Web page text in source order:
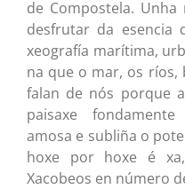
de Compostela.
desfrutar da esencia
xeografía marítima,
na que o mar, os ríos,
falan de nós porque
paisaxe
amosa e subliña o
hoxe por hoxe é
Xacobeos en número